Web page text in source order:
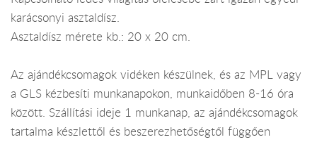
karácsonyi asztaldísz.
Asztaldísz mérete kb.: 20 x 20 cm.
Az ajándékcsomagok vidéken készülnek, és az MPL vagy
a GLS kézbesíti munkanapokon, munkaidőben 8-16 óra
között. Szállítási ideje 1 munkanap, az ajándékcsomagok
tartalma készlettől és beszerezhetőségtől függően